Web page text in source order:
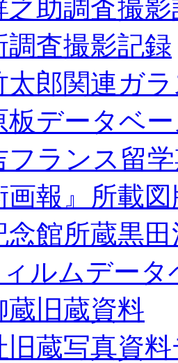
之助調査撮
調査撮影記録
太郎関連ガ
板データベ
フランス留
画報』所載
念館所蔵黒
ルムデータ
蔵旧蔵資料
旧蔵写真資